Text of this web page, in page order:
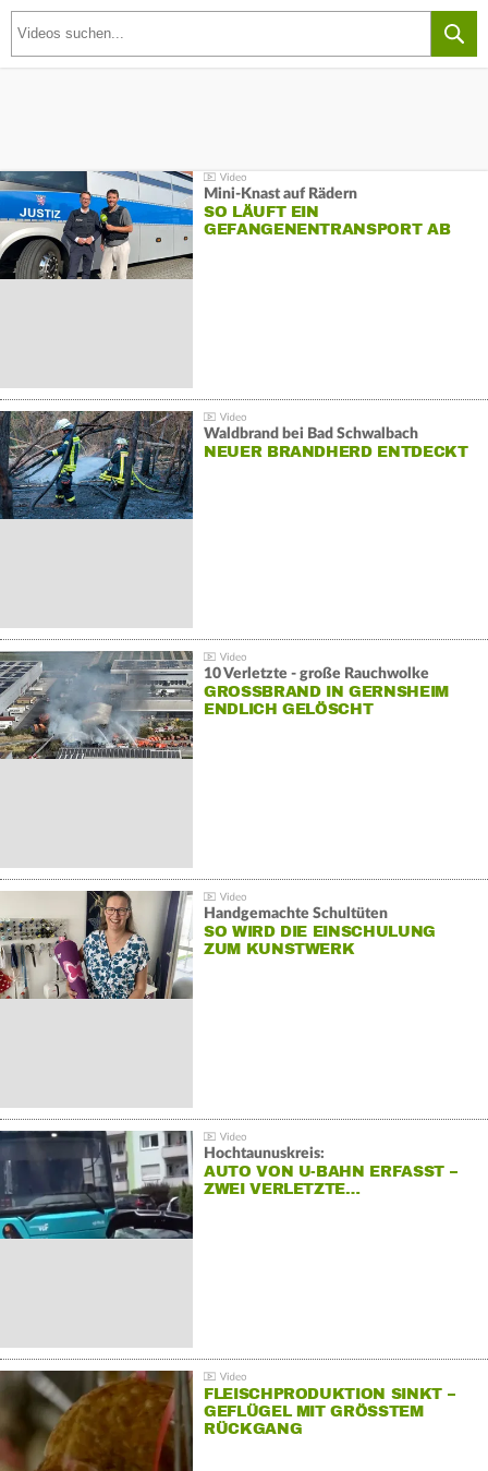
Mini-Knast auf Rädern
SO LÄUFT EIN
GEFANGENENTRANSPORT AB
Waldbrand bei Bad Schwalbach
NEUER BRANDHERD ENTDECKT
10 Verletzte - große Rauchwolke
GROSSBRAND IN GERNSHEIM E
NDLICH GELÖSCHT
Handgemachte Schultüten
SO WIRD DIE EINSCHULUNG
ZUM KUNSTWERK
Hochtaunuskreis:
AUTO VON U-BAHN ERFASST –
ZWEI VERLETZTE…
FLEISCHPRODUKTION SINKT –
GEFLÜGEL MIT GRÖSSTEM R
ÜCKGANG